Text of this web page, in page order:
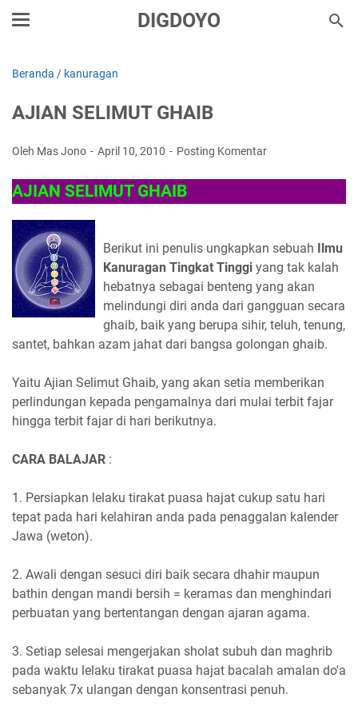
DIGDOYO
Beranda / kanuragan
AJIAN SELIMUT GHAIB
Oleh Mas Jono April 10, 2010 Posting Komentar
AJIAN SELIMUT GHAIB
Berikut ini penulis ungkapkan sebuah Ilmu
Kanuragan Tingkat Tinggi yang tak kalah
hebatnya sebagai benteng yang akan
melindungi diri anda dari gangguan secara
ghaib, baik yang berupa sihir, teluh, tenung,
santet, bahkan azam jahat dari bangsa golongan ghaib.
Yaitu Ajian Selimut Ghaib, yang akan setia memberikan
perlindungan kepada pengamalnya dari mulai terbit fajar
hingga terbit fajar di hari berikutnya.
CARA BALAJAR :
1. Persiapkan lelaku tirakat puasa hajat cukup satu hari
tepat pada hari kelahiran anda pada penaggalan kalender
Jawa (weton).
2. Awali dengan sesuci diri baik secara dhahir maupun
bathin dengan mandi bersih = keramas dan menghindari
perbuatan yang bertentangan dengan ajaran agama.
3. Setiap selesai mengerjakan sholat subuh dan maghrib
pada waktu lelaku tirakat puasa hajat bacalah amalan do'a
sebanyak 7x ulangan dengan konsentrasi penuh.